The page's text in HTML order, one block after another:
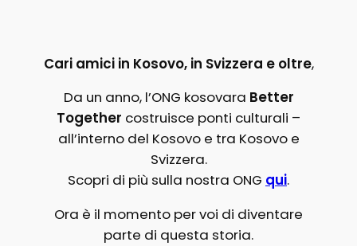
Cari amici in Kosovo, in Svizzera e oltre,
Da un anno, l’ONG kosovara Better
Together costruisce ponti culturali –
all’interno del Kosovo e tra Kosovo e
Svizzera.
Scopri di più sulla nostra ONG qui.
Ora è il momento per voi di diventare
parte di questa storia.